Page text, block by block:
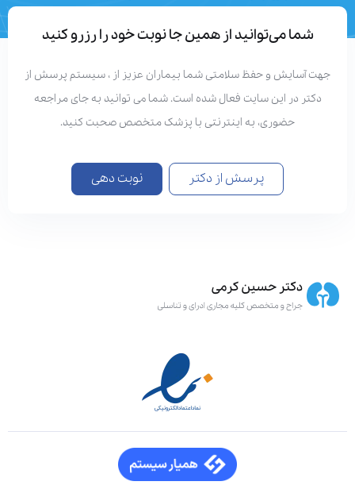
شما می‌توانید از همین جا نوبت خود را رزرو کنید
آسایش و حفظ سلامتی شما بیماران عزیز از ، سیستم پرسش از
دکتر در این سایت فعال شده است. شما می توانید به جای مراجعه
حضوری، به اینترنتی با پزشک متخصص صحبت کنید.
پرسش از دکتر نوبت دهی